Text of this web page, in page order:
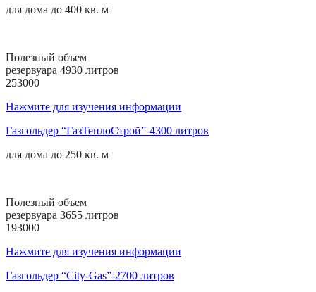
для дома до 400 кв. м
Полезный объем
резервуара 4930 литров
253000
Нажмите для изучения информации
Газгольдер “ГазТеплоСтрой”-4300 литров
для дома до 250 кв. м
Полезный объем
резервуара 3655 литров
193000
Нажмите для изучения информации
Газгольдер “City-Gas”-2700 литров